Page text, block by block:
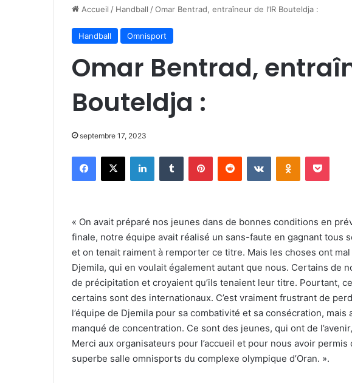
Accueil / Handball /Omar Bentrad, entraîneur de l’IR Bouteldja :
Handball Omnisport
Omar Bentrad,
Bouteldja :
septembre 17, 2023
Facebook
X LinkedinTumblr PinterestReddit VKontakteOdnoklassniki
Pocket
« On avait préparé nos jeunes dans de bonnes conditions en
finale, notre équipe avait réalisé un sans-faute en gagnant tous
et on tenait raiment à remporter ce titre. Mais les choses ont
Djemila, qui en voulait également autant que nous. Certains de
de précipitation et croyaient qu’ils tenaient leur titre. Pourtant,
certains sont des internationaux. C’est vraiment frustrant de
l’équipe de Djemila pour sa combativité et sa consécration, mais
manqué de concentration. Ce sont des jeunes, qui ont de
Merci aux organisateurs pour l’accueil et pour nous avoir
superbe salle omnisports du complexe olympique d’Oran. ».